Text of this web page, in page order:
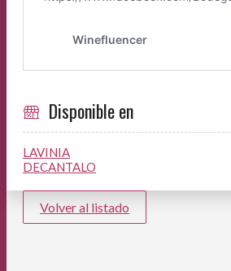
Disponible en
LAVINIA
DECANTALO
Volver al listado